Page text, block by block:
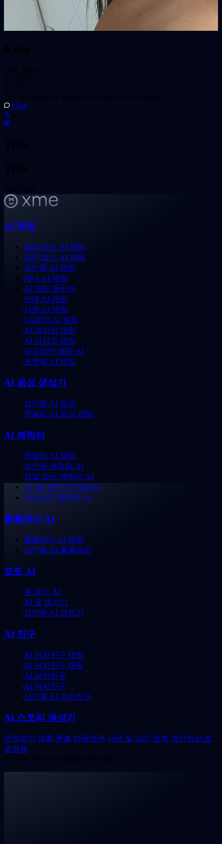
Chat
AI 채팅
필터 없는 AI 채팅
제한 없는 AI 채팅
성인용 AI 채팅
애니 AI 채팅
AI 채팅 동반자
연애 AI 채팅
사랑 AI 채팅
LGBTQ AI 채팅
AI 데이팅 채팅
AI 여성과 채팅
자극적인 채팅 AI
로맨틱 AI 채팅
AI 음성 생성기
성인용 AI 음성
무필터 AI 음성 채팅
AI 캐릭터
캐릭터 AI 채팅
성인용 캐릭터 AI
검열 없는 캐릭터 AI
AI 애니메이션 캐릭터
자극적인 캐릭터 AI
롤플레이 AI
롤플레이 AI 채팅
성인용 AI 롤플레이
포토 AI
옷 제거 AI
AI 옷 제거기
성인용 AI 생성기
AI 친구
AI 여자친구 채팅
AI 남자친구 채팅
AI 남자친구
AI 여자친구
성인용 AI 여자친구
AI 스토리 생성기
문의하기 제휴 환불 이용약관 사용 및 2257 정책 개인정보 보
호정책
© 2026 Xme. All Rights Reserved